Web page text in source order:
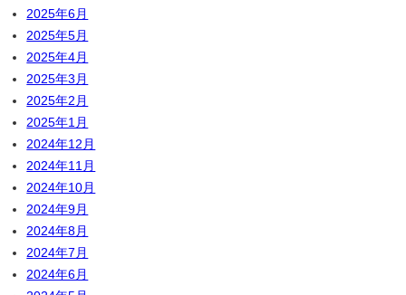
2025年6月
2025年5月
2025年4月
2025年3月
2025年2月
2025年1月
2024年12月
2024年11月
2024年10月
2024年9月
2024年8月
2024年7月
2024年6月